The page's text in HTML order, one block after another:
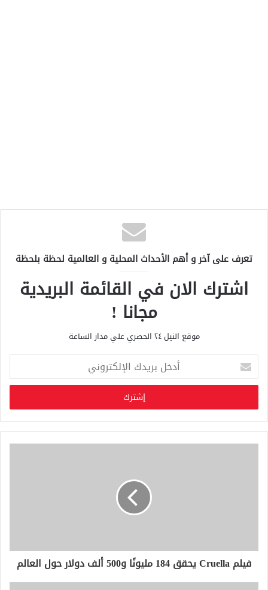
تعرف على آخر و أهم الأحداث المحلية و العالمية لحظة بلحظة
اشترك الان في القائمة البريدية
مجانا !
موقع النيل ٢٤ الحصري علي مدار الساعة
خ
ب
ر
ي
ر
ي
فيلم Cruella يحقق 184 مليونًا و500 ألف دولار حول العالم